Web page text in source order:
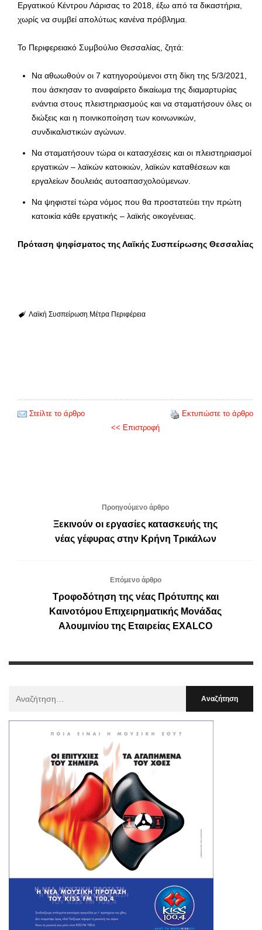
Εργατικού Κέντρου Λάρισας το 2018, έξω από τα δικαστήρια,
χωρίς να συμβεί απολύτως κανένα πρόβλημα.
Το Περιφερειακό Συμβούλιο Θεσσαλίας, ζητά:
Να αθωωθούν οι 7 κατηγορούμενοι στη δίκη της 5/3/2021,
που άσκησαν το αναφαίρετο δικαίωμα της διαμαρτυρίας
ενάντια στους πλειστηριασμούς και να σταματήσουν όλες οι
διώξεις και η ποινικοποίηση των κοινωνικών,
συνδικαλιστικών αγώνων.
Να σταματήσουν τώρα οι κατασχέσεις και οι πλειστηριασμοί
εργατικών – λαϊκών κατοικιών, λαϊκών καταθέσεων και
εργαλείων δουλειάς αυτοαπασχολούμενων.
Να ψηφιστεί τώρα νόμος που θα προστατεύει την πρώτη
κατοικία κάθε εργατικής – λαϊκής οικογένειας.
Πρόταση ψηφίσματος της Λαϊκής Συσπείρωσης Θεσσαλίας
Λαϊκή Συσπείρωση Μέτρα Περιφέρεια
Στείλτε το άρθρο
Εκτυπώστε το άρθρο
<< Επιστροφή
Προηγούμενο άρθρο
Ξεκινούν οι εργασίες κατασκευής της
νέας γέφυρας στην Κρήνη Τρικάλων
Επόμενο άρθρο
Τροφοδότηση της νέας Πρότυπης και
Καινοτόμου Επιχειρηματικής Μονάδας
Αλουμινίου της Εταιρείας EXALCO
: